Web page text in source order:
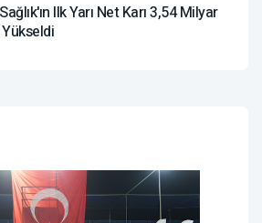
Ilk Yarı Net Karı 3,54 Milyar